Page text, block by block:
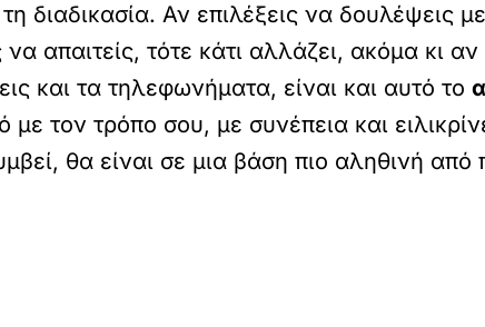
διαδικασία. Αν επιλέξεις να δουλέψεις
απαιτείς, τότε κάτι αλλάζει, ακόμα κι αν
και τα τηλεφωνήματα, είναι και αυτό το
τον τρόπο σου, με συνέπεια και
θα είναι σε μια βάση πιο αληθινή από